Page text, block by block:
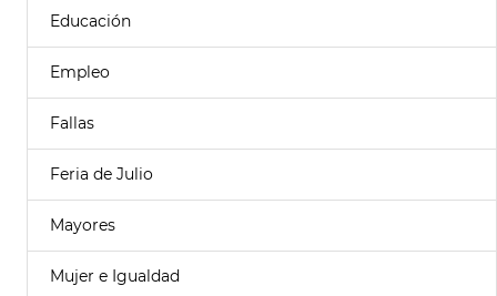
Educación
Empleo
Fallas
Feria de Julio
Mayores
Mujer e Igualdad